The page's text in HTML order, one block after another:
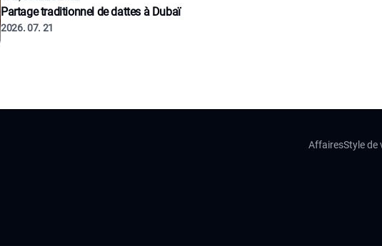
Partage traditionnel de dattes à Dubaï
2026. 07. 21
AffairesStyle de